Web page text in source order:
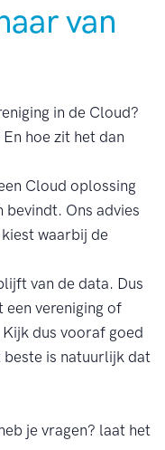
van
in de Cloud?
hoe zit het dan
Cloud oplossing
bevindt. Ons advies
waarbij de
van de data. Dus
vereniging of
dus vooraf goed
beste is natuurlijk dat
je vragen? laat het